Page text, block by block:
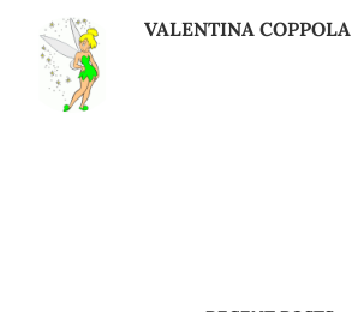
VALENTINA COPPOLA